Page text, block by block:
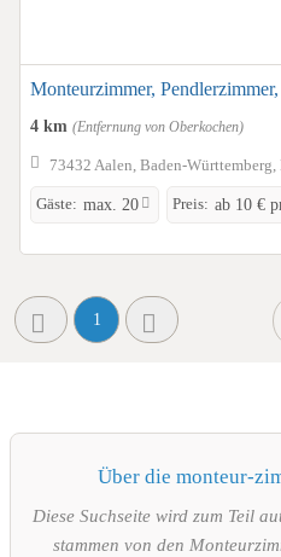
Monteurzimmer,
4 km (Entfernung von Oberkochen)
73432 Aalen, Baden-Württemberg,
Gäste: max. 20 Preis: ab 10 €
1
Über die monteur-
Diese Suchseite wird zum Teil
stammen von den